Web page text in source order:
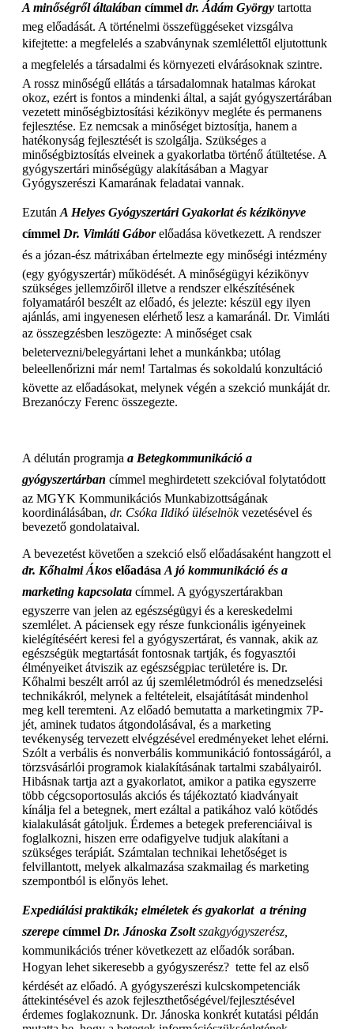
A minőségről általában címmel dr. Ádám György tartotta
meg előadását. A történelmi összefüggéseket vizsgálva
kifejtette: a megfelelés a szabványnak szemlélettől eljutottunk
a megfelelés a társadalmi és környezeti elvárásoknak szintre.
A rossz minőségű ellátás a társadalomnak hatalmas károkat
okoz, ezért is fontos a mindenki által, a saját gyógyszertárában
vezetett minőségbiztosítási kézikönyv megléte és permanens
fejlesztése. Ez nemcsak a minőséget biztosítja, hanem a
hatékonyság fejlesztését is szolgálja. Szükséges a
minőségbiztosítás elveinek a gyakorlatba történő átültetése. A
gyógyszertári minőségügy alakításában a Magyar
Gyógyszerészi Kamarának feladatai vannak.
Ezután A Helyes Gyógyszertári Gyakorlat és kézikönyve
címmel Dr. Vimláti Gáborelőadása következett. A rendszer
és a józan-ész mátrixában értelmezte egy minőségi intézmény
(egy gyógyszertár) működését. A minőségügyi kézikönyv
szükséges jellemzőiről illetve a rendszer elkészítésének
folyamatáról beszélt az előadó, és jelezte: készül egy ilyen
ajánlás, ami ingyenesen elérhető lesz a kamaránál. Dr. Vimláti
az összegzésben leszögezte: A minőséget csak
beletervezni/belegyártani lehet a munkánkba; utólag
beleellenőrizni már nem! Tartalmas és sokoldalú konzultáció
követte az előadásokat, melynek végén a szekció munkáját dr.
Brezanóczy Ferenc összegezte.
A délután programja a Betegkommunikáció a
gyógyszertárban címmel meghirdetett szekcióval folytatódott
az MGYK Kommunikációs Munkabizottságának
koordinálásában, dr. Csóka Ildikó üléselnökvezetésével és
bevezető gondolataival.
A bevezetést követően a szekció első előadásaként hangzott el
dr. Kőhalmi Ákos előadása A jó kommunikáció és a
marketing kapcsolata címmel. A gyógyszertárakban
egyszerre van jelen az egészségügyi és a kereskedelmi
szemlélet. A páciensek egy része funkcionális igényeinek
kielégítéséért keresi fel a gyógyszertárat, és vannak, akik az
egészségük megtartását fontosnak tartják, és fogyasztói
élményeiket átviszik az egészségpiac területére is. Dr.
Kőhalmi beszélt arról az új szemléletmódról és menedzselési
technikákról, melynek a feltételeit, elsajátítását mindenhol
meg kell teremteni. Az előadó bemutatta a marketingmix 7P-
jét, aminek tudatos átgondolásával, és a marketing
tevékenység tervezett elvégzésével eredményeket lehet elérni.
Szólt a verbális és nonverbális kommunikáció fontosságáról, a
törzsvásárlói programok kialakításának tartalmi szabályairól.
Hibásnak tartja azt a gyakorlatot, amikor a patika egyszerre
több cégcsoportosulás akciós és tájékoztató kiadványait
kínálja fel a betegnek, mert ezáltal a patikához való kötődés
kialakulását gátoljuk. Érdemes a betegek preferenciáival is
foglalkozni, hiszen erre odafigyelve tudjuk alakítani a
szükséges terápiát. Számtalan technikai lehetőséget is
felvillantott, melyek alkalmazása szakmailag és marketing
szempontból is előnyös lehet.
Expediálási praktikák; elméletek és gyakorlat  a tréning
szerepe címmel Dr. Jánoska Zsolt szakgyógyszerész,
kommunikációs tréner következett az előadók sorában.
Hogyan lehet sikeresebb a gyógyszerész?  tette fel az első
kérdését az előadó. A gyógyszerészi kulcskompetenciák
áttekintésével és azok fejleszthetőségével/fejlesztésével
érdemes foglakoznunk. Dr. Jánoska konkrét kutatási példán